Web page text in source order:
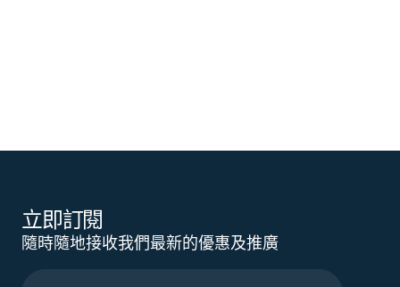
立即訂閱
隨時隨地接收我們最新的優惠及推廣